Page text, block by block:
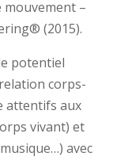
–
(2015).
potentiel
corps-
attentifs aux
vivant) et
avec